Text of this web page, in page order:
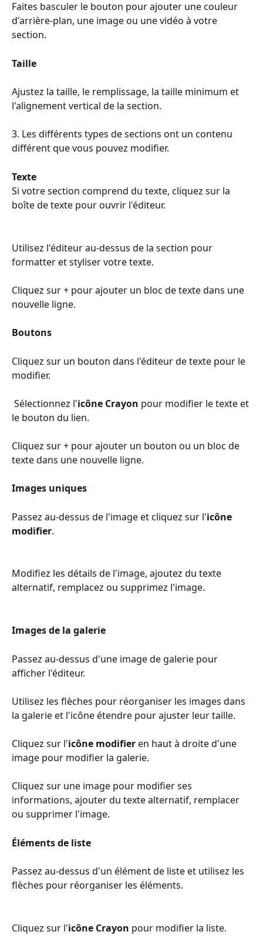
Faites basculer le bouton pour ajouter une couleur
d'arrière-plan, une image ou une vidéo à votre
section.
Taille
Ajustez la taille, le remplissage, la taille minimum et
l'alignement vertical de la section.
3. Les différents types de sections ont un contenu
différent que vous pouvez modifier.
Texte
Si votre section comprend du texte, cliquez sur la
boîte de texte pour ouvrir l'éditeur.
Utilisez l'éditeur au-dessus de la section pour
formatter et styliser votre texte.
Cliquez sur + pour ajouter un bloc de texte dans une
nouvelle ligne.
Boutons
Cliquez sur un bouton dans l'éditeur de texte pour le
modifier.
Sélectionnez l'icône Crayon pour modifier le texte et
le bouton du lien.
Cliquez sur + pour ajouter un bouton ou un bloc de
texte dans une nouvelle ligne.
Images uniques
Passez au-dessus de l'image et cliquez sur l'icône
modifier.
Modifiez les détails de l'image, ajoutez du texte
alternatif, remplacez ou supprimez l'image.
Images de la galerie
Passez au-dessus d'une image de galerie pour
afficher l'éditeur.
Utilisez les flèches pour réorganiser les images dans
la galerie et l'icône étendre pour ajuster leur taille.
Cliquez sur l'icône modifier en haut à droite d'une
image pour modifier la galerie.
Cliquez sur une image pour modifier ses
informations, ajouter du texte alternatif, remplacer
ou supprimer l'image.
Éléments de liste
Passez au-dessus d'un élément de liste et utilisez les
flèches pour réorganiser les éléments.
Cliquez sur l'icône Crayon pour modifier la liste.